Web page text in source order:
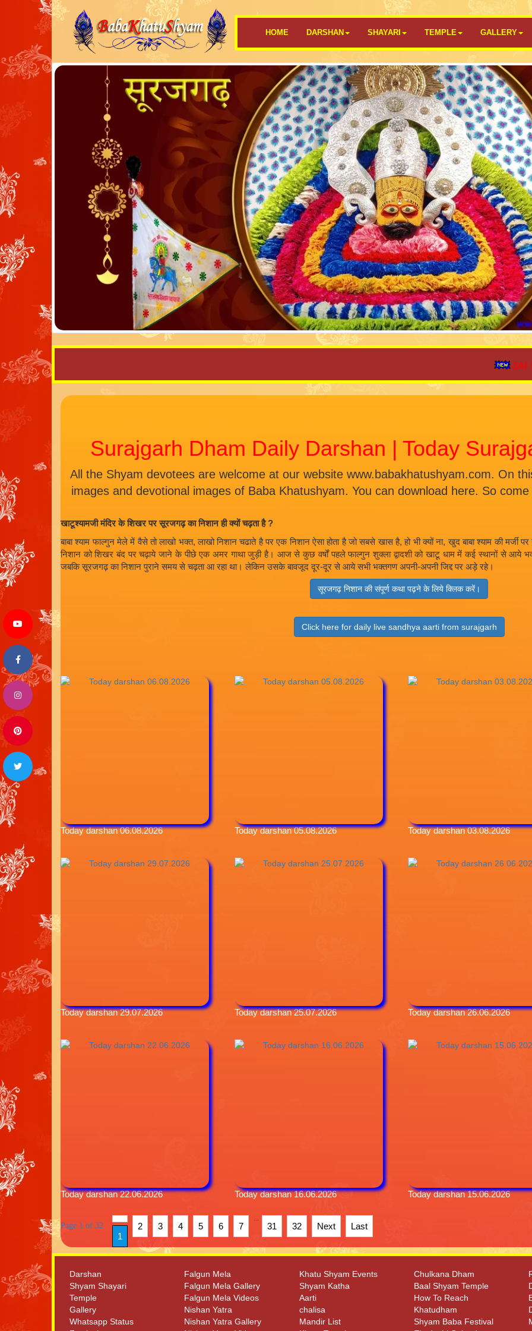
HOME DARSHAN SHAYARI TEMPLE GALLERY
JAI
Surajgarh Dham Daily Darshan | Today
All the Shyam devotees are welcome at our website www.babakhatushyam.com. On
images and devotional images of Baba Khatushyam. You can download here. So
खाटूश्यामजी मंदिर के शिखर पर सूरजगढ़ का निशान ही क्यों चढ़ता है ?
बाबा श्याम फाल्गुन मेले में वैसे तो लाखो भक्त, लाखो निशान चढाते है पर एक निशान ऐसा होता है जो सबसे खास है, हो भी क्यों ना, खुद बाबा श्याम की
निशान को शिखर बंद पर चढ़ाये जाने के पीछे एक अमर गाथा जुड़ी है। आज से कुछ वर्षों पहले फाल्गुन शुक्ला द्वादशी को खाटू धाम में कई स्थानों से आये
जबकि सूरजगढ़ का निशान पुराने समय से चढ़ता आ रहा था। लेकिन उसके बावजूद दूर-दूर से आये सभी भक्तगण अपनी-अपनी जिद्द पर अड़े रहे।
सूरजगढ़ निशान की संपूर्ण कथा पढ़ने के लिये क्लिक करें।
Click here for daily live sandhya aarti from surajgarh
Today darshan 06.08.2026 Today darshan 05.08.2026 Today darshan 03.08.2026
Today darshan 29.07.2026 Today darshan 25.07.2026 Today darshan 26.06.2026
Today darshan 22.06.2026 Today darshan 16.06.2026 Today darshan 15.06.2026
Page 1 of 32
1
2 3 4 5 6 7 31 32 Next Last
Darshan
Shyam Shayari
Temple
Gallery
Whatsapp Status
Falgun Mela
Falgun Mela Gallery
Falgun Mela Videos
Nishan Yatra
Nishan Yatra Gallery
Khatu Shyam Events
Shyam Katha
Aarti
chalisa
Mandir List
Chulkana Dham
Baal Shyam Temple
How To Reach
Khatudham
Shyam Baba Festival